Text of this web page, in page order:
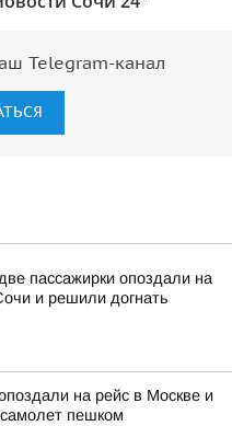
Telegram-канал
пассажирки опоздали на
и решили догнать
на рейс в Москве и
пешком